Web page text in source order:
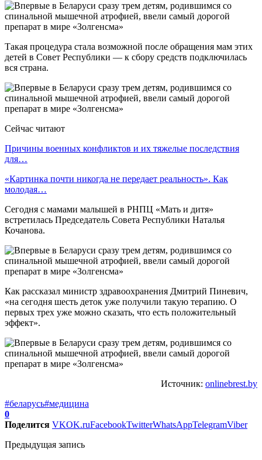
Такая процедура стала возможной после обращения мам этих
детей в Совет Республики — к сбору средств подключилась
вся страна.
Сейчас читают
Причины военных конфликтов и их тяжелые последствия
для…
«Картинка почти никогда не передает реальность». Как
молодая…
Сегодня с мамами малышей в РНПЦ «Мать и дитя»
встретилась Председатель Совета Республики Наталья
Кочанова.
Как рассказал министр здравоохранения Дмитрий Пиневич,
«на сегодня шесть деток уже получили такую терапию. О
первых трех уже можно сказать, что есть положительный
эффект».
Источник: onlinebrest.by
#беларусь#медицина
0
Поделится VKOK.ruFacebookTwitterWhatsAppTelegramViber
Предыдущая запись